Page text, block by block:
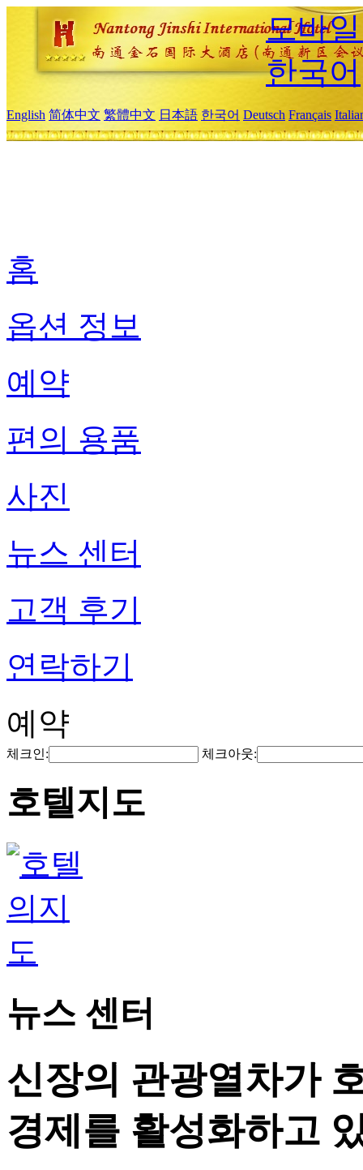
모바
한국어
English 简体中文 繁體中文 日本語 한국어 Deutsch Français
홈
옵션 정보
예약
편의 용품
사진
뉴스 센터
고객 후기
연락하기
예약
체크인: 체크아웃:
호텔지도
뉴스 센터
신장의 관광열차가
경제를 활성화하고